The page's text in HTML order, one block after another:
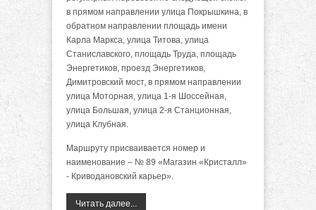
в прямом направлении улица Покрышкина, в
обратном направлении площадь имени
Карла Маркса, улица Титова, улица
Станиславского, площадь Труда, площадь
Энергетиков, проезд Энергетиков,
Димитровский мост, в прямом направлении
улица Моторная, улица 1-я Шоссейная,
улица Большая, улица 2-я Станционная,
улица Клубная.
Маршруту присваивается номер и
наименование – № 89 «Магазин «Кристалл»
- Криводановский карьер».
Читать далее...